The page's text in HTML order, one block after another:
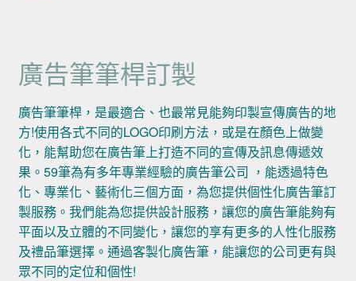
廣告筆筆桿訂製
廣告筆筆桿，是最適合、也最常見能夠印製宣傳廣告的地
方!使用各式不同的LOGO印刷方法，或是在顏色上做變
化，能幫助您在廣告筆上打造不同的宣傳及訊息傳遞效
果。59筆為有多年專業經驗的廣告筆公司 ，能透過特色
化、專業化、藝術化三個方面，為您提供個性化廣告筆訂
製服務。我們能為您提供設計服務，讓您的廣告筆能夠有
平面以及立體的不同變化，讓您的享有更多的人性化服務
及禮品筆選擇。通過客製化廣告筆，能讓您的公司更有與
眾不同的定位和個性!